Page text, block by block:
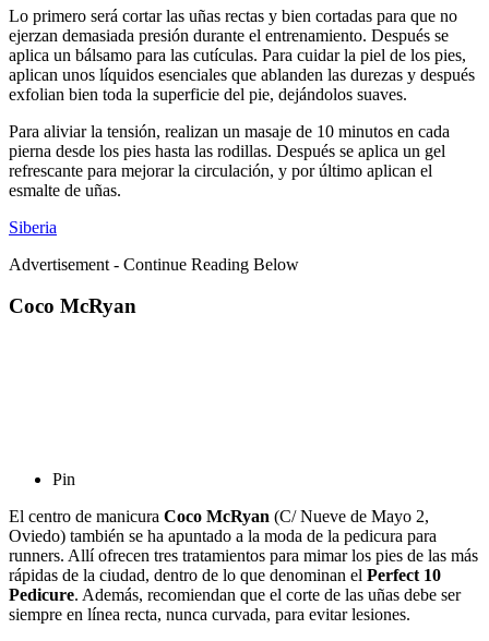
Lo primero será cortar las uñas rectas y bien cortadas para que no
ejerzan demasiada presión durante el entrenamiento. Después se
aplica un bálsamo para las cutículas. Para cuidar la piel de los pies,
aplican unos líquidos esenciales que ablanden las durezas y después
exfolian bien toda la superficie del pie, dejándolos suaves.
Para aliviar la tensión, realizan un masaje de 10 minutos en cada
pierna desde los pies hasta las rodillas. Después se aplica un gel
refrescante para mejorar la circulación, y por último aplican el
esmalte de uñas.
Siberia
Advertisement - Continue Reading Below
Coco McRyan
Pin
El centro de manicura Coco McRyan (C/ Nueve de Mayo 2,
Oviedo) también se ha apuntado a la moda de la pedicura para
runners. Allí ofrecen tres tratamientos para mimar los pies de las más
rápidas de la ciudad, dentro de lo que denominan el Perfect 10
Pedicure. Además, recomiendan que el corte de las uñas debe ser
siempre en línea recta, nunca curvada, para evitar lesiones.